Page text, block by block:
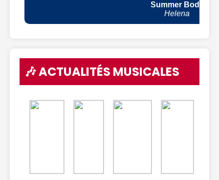
Summer Body
Helena
🎶 ACTUALITÉS MUSICALES